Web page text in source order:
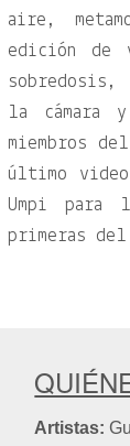
aire,
edición
sobredosis,
la cámara
miembros
último
Umpi para
primeras del
Artistas: